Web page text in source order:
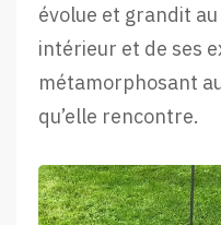
évolue et grandit
intérieur et de ses
métamorphosant
qu’elle rencontre.